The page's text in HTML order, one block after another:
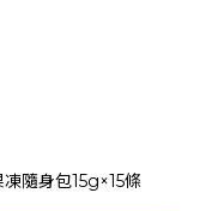
隨身包15g×15條